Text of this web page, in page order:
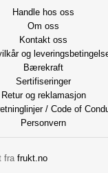
Handle hos oss
Om oss
Kontakt oss
og
Bærekraft
Sertifiseringer
Retur og reklamasjon
/ Code of
Personvern
fra frukt.no